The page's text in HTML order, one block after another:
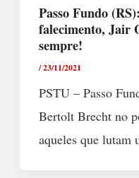
Passo Fundo
falecimento, Jair
sempre!
/23/11/2021
PSTU – Passo
Bertolt Brecht no
aqueles que lutam